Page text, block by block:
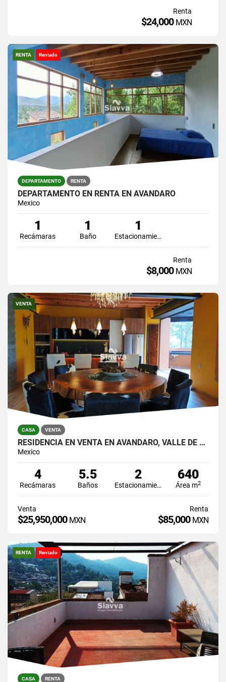
Renta
$24,000 MXN
RENTA Rentado
DEPARTAMENTO RENTA
DEPARTAMENTO EN RENTA EN AVÁNDARO
Mexico
1
Recámaras
1
Baño
1
Estacionamiento
Renta
$8,000 MXN
VENTA
CASA VENTA
RESIDENCIA EN VENTA EN AVÁNDARO, VALLE DE BRAVO
Mexico
4
Recámaras
5.5
Baños
2
Estacionamiento
640
Área m2
Venta
$25,950,000 MXN
Renta
$85,000 MXN
RENTA Rentado
CASA RENTA